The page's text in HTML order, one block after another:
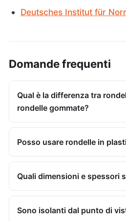
Deutsches Institut für
Domande frequenti
Qual è la differenza tra
rondelle gommate?
Posso usare rondelle in
Quali dimensioni e spessori
Sono isolanti dal punto di